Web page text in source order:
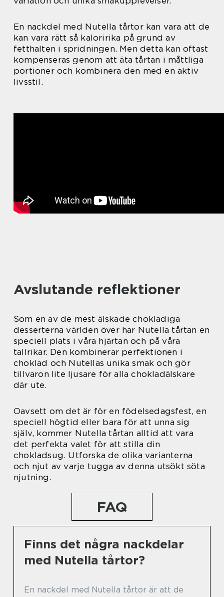
En nackdel med Nutella tårtor kan vara att de
kan vara rätt så kaloririka på grund av
fetthalten i spridningen. Men detta kan oftast
kompenseras genom att äta tårtan i måttliga
portioner och kombinera den med en aktiv
livsstil.
Avslutande reflektioner
Som en av de mest älskade chokladiga
desserterna världen över har Nutella tårtan en
speciell plats i våra hjärtan och på våra
tallrikar. Den kombinerar perfektionen i
choklad och Nutellas unika smak och gör
tillvaron lite ljusare för alla chokladälskare
där ute.
Oavsett om det är för en födelsedagsfest, en
speciell högtid eller bara för att unna sig
själv, kommer Nutella tårtan alltid att vara
det perfekta valet för att stilla din
chokladsug. Utforska de olika varianterna
och njut av varje tugga av denna utsökt söta
njutning.
FAQ
Finns det några nackdelar
med Nutella tårtor?
En nackdel med Nutella tårtor är att de